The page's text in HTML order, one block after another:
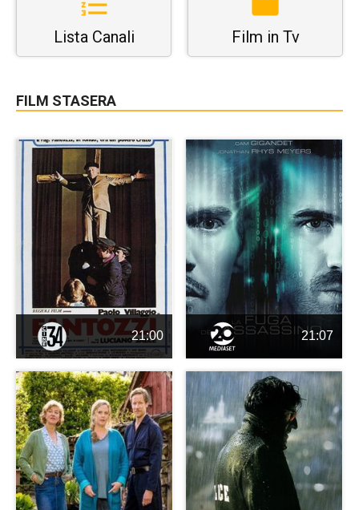
Lista Canali Film in Tv
FILM STASERA
21:00 21:07